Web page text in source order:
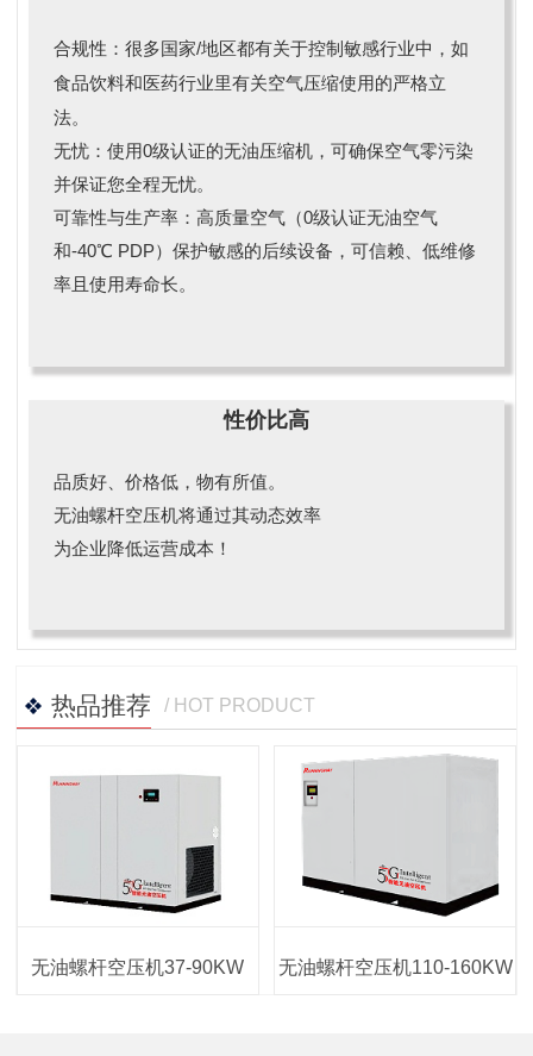
合规性：很多国家/地区都有关于控制敏感行业中，如
食品饮料和医药行业里有关空气压缩使用的严格立
法。
无忧：使用0级认证的无油压缩机，可确保空气零污染
并保证您全程无忧。
可靠性与生产率：高质量空气（0级认证无油空气
和-40℃ PDP）保护敏感的后续设备，可信赖、低维修
率且使用寿命长。
性价比高
品质好、价格低，物有所值。
无油螺杆空压机将通过其动态效率
为企业降低运营成本！
热品推荐 / HOT PRODUCT
无油螺杆空压机37-90KW 无油螺杆空压机110-160KW